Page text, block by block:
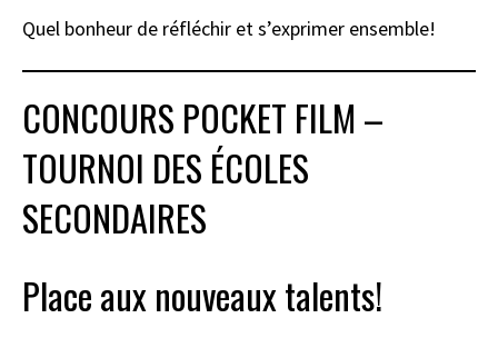
Quel bonheur de réfléchir et s’exprimer ensemble!
CONCOURS POCKET FILM –
TOURNOI DES ÉCOLES
SECONDAIRES
Place aux nouveaux talents!